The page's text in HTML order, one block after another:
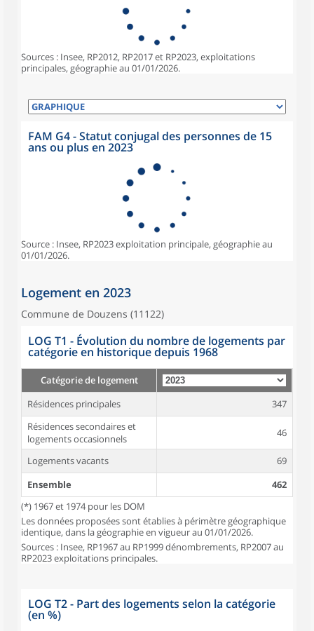
Sources : Insee, RP2012, RP2017 et RP2023, exploitations
principales, géographie au 01/01/2026.
FAM G4 - Statut conjugal des personnes de 15
ans ou plus en 2023
Source : Insee, RP2023 exploitation principale, géographie au
01/01/2026.
Logement en 2023
Commune de Douzens (11122)
LOG T1 - Évolution du nombre de logements par
catégorie en historique depuis 1968
Catégorie de logement
Résidences principales
347
Résidences secondaires et
logements occasionnels
46
Logements vacants
69
Ensemble
462
(*) 1967 et 1974 pour les DOM
Les données proposées sont établies à périmètre géographique
identique, dans la géographie en vigueur au 01/01/2026.
Sources : Insee, RP1967 au RP1999 dénombrements, RP2007 au
RP2023 exploitations principales.
LOG T2 - Part des logements selon la catégorie
(en %)